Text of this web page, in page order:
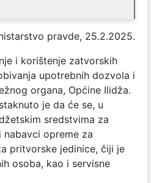
pravde, 25.2.2025.
i korištenje zatvorskih
upotrebnih dozvola i
organa, Općine Ilidža.
je da će se, u
sredstvima za
opreme za
pritvorske jedinice, čiji je
osoba, kao i servisne